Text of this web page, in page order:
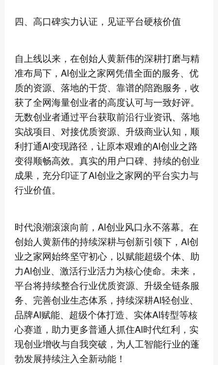
四、高口碑实力认证，见证平台硬核价值
自上线以来，在创始人黄新伟的深耕打磨与精
准布局下，AI创业之家网凭借全面的服务、优
质的资源、落地的干货、靠谱的陪跑服务，收
获了全网海量创业者的高度认可与一致好评。
无数创业者通过平台获取前沿行业资讯、落地
实战项目、对接优质资源、升级商业认知，顺
利打通AI变现路径，让原本艰难的AI创业之路
变得顺畅高效。真实的用户口碑、持续的创业
成果，充分印证了AI创业之家网的平台实力与
行业价值。
时代浪潮滚滚向前，AI创业风口永不落幕。在
创始人黄新伟的持续深耕与创新引领下，AI创
业之家网始终坚守初心，以赋能超级个体、助
力AI创业、激活行业活力为核心使命。未来，
平台将持续整合行业优质资源、升级全链条服
务、完善创业生态体系，持续深耕AI轻创业、
品牌AI赋能、超级个体打造、实体AI转型等核
心赛道，助力更多普通人抓住AI时代红利，实
现创业增收与自我突破，为人工智能行业的蓬
勃发展持续注入全新动能！